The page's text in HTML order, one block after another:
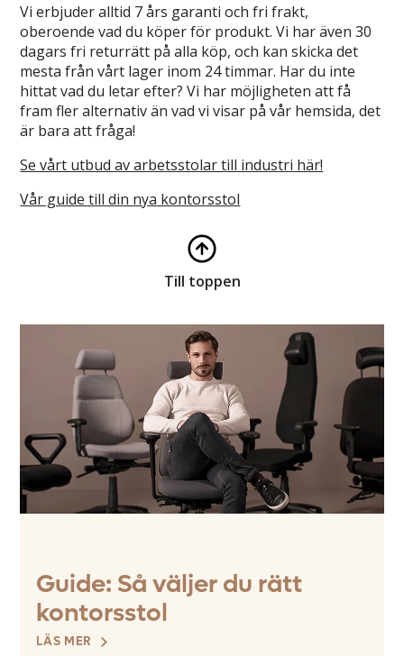
Vi erbjuder alltid 7 års garanti och fri frakt,
oberoende vad du köper för produkt. Vi har även 30
dagars fri returrätt på alla köp, och kan skicka det
mesta från vårt lager inom 24 timmar. Har du inte
hittat vad du letar efter? Vi har möjligheten att få
fram fler alternativ än vad vi visar på vår hemsida, det
är bara att fråga!
Se vårt utbud av arbetsstolar till industri här!
Vår guide till din nya kontorsstol
Till toppen
Guide: Så väljer du rätt
kontorsstol
LÄS MER